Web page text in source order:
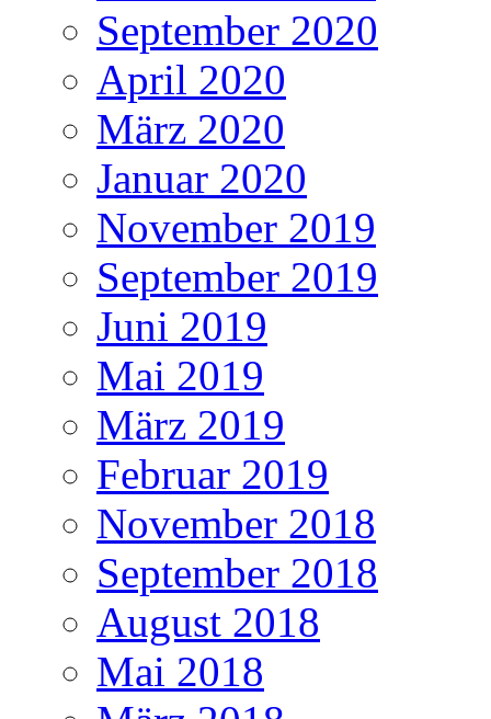
September 2020
April 2020
März 2020
Januar 2020
November 2019
September 2019
Juni 2019
Mai 2019
März 2019
Februar 2019
November 2018
September 2018
August 2018
Mai 2018